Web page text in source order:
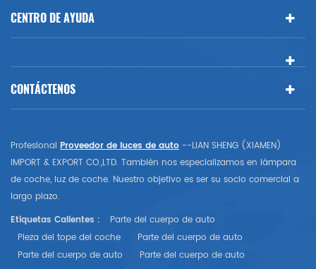
CENTRO DE AYUDA
CONTÁCTENOS
Profesional Proveedor de luces de auto --LIAN SHENG (XIAMEN)
IMPORT & EXPORT CO.,LTD. También nos especializamos en lámpara
de coche, luz de coche. Nuestro objetivo es ser su socio comercial a
largo plazo.
Etiquetas Calientes :
Parte del cuerpo de auto
Pieza del tope del coche
Parte del cuerpo de auto
Parte del cuerpo de auto
Parte del cuerpo de auto